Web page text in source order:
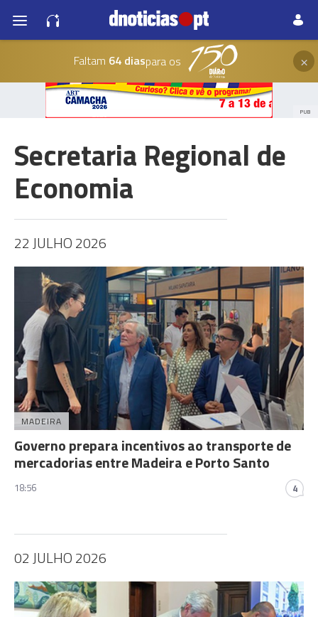
Faltam 64 diaspara os ×
PUB
Secretaria Regional de
Economia
22 JULHO 2026
MADEIRA
Governo prepara incentivos ao transporte de
mercadorias entre Madeira e Porto Santo
18:56 4
02 JULHO 2026